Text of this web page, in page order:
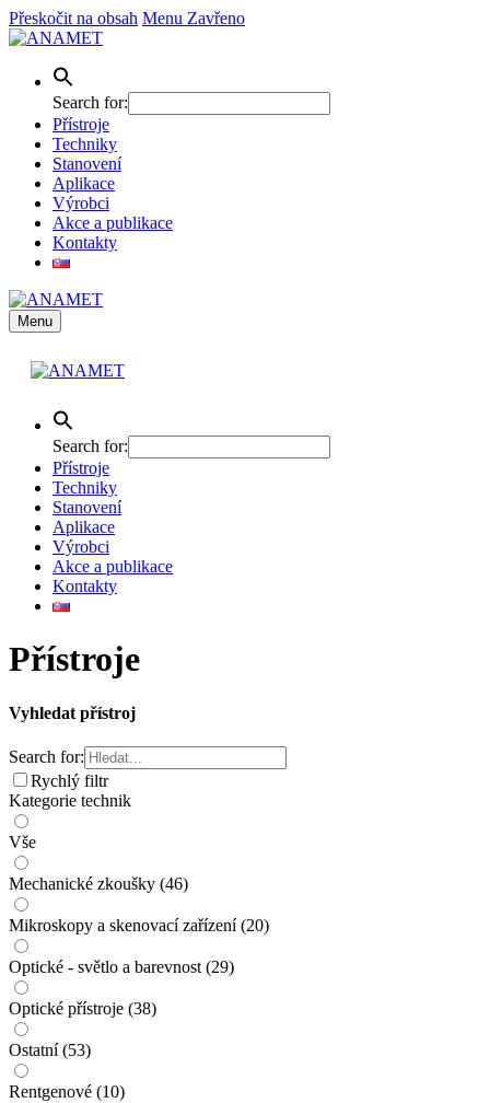
Přeskočit na obsah Menu Zavřeno
Search for:
Přístroje
Techniky
Stanovení
Aplikace
Výrobci
Akce a publikace
Kontakty
Menu
Search for:
Přístroje
Techniky
Stanovení
Aplikace
Výrobci
Akce a publikace
Kontakty
Přístroje
Vyhledat přístroj
Search for:
Rychlý filtr
Kategorie technik
Vše
Mechanické zkoušky (46)
Mikroskopy a skenovací zařízení(20)
Optické - světlo a barevnost (29)
Optické přístroje (38)
Ostatní(53)
Rentgenové (10)